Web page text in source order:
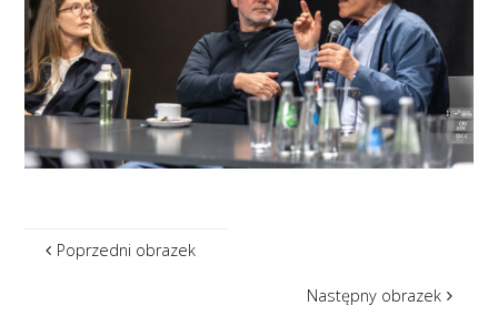
Poprzedni obrazek
Następny obrazek